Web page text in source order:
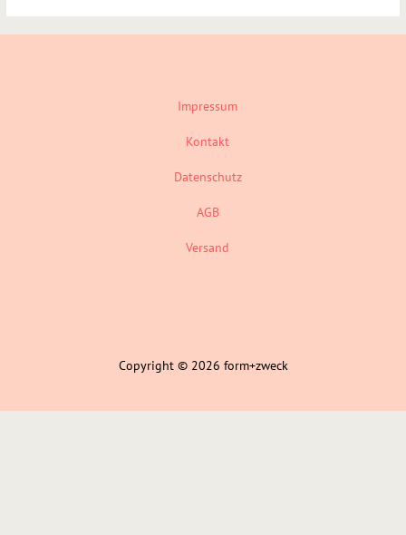
Impressum
Kontakt
Datenschutz
AGB
Versand
Copyright © 2026 form+zweck